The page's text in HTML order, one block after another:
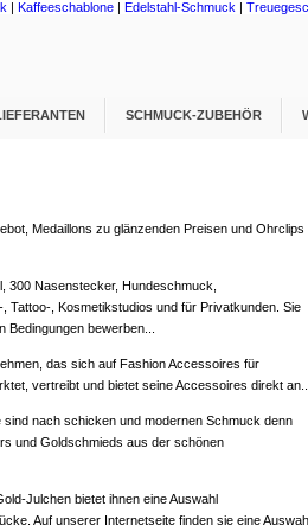
| Kaffeeschablone | Edelstahl-Schmuck |
SCHMUCK-ZUBEHÖR
Medaillons zu glänzenden Preisen und Ohrclips
300 Nasenstecker, Hundeschmuck,
, Kosmetikstudios und für Privatkunden. Sie
bewerben...
das sich auf Fashion Accessoires für
vertreibt und bietet seine Accessoires direkt an...
sind nach schicken und modernen Schmuck denn
und Goldschmieds aus der schönen
Julchen bietet ihnen eine Auswahl
Auf unserer Internetseite finden sie eine